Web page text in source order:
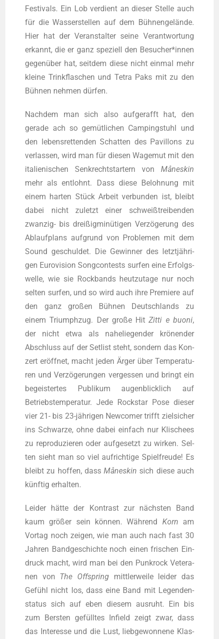
Fes­ti­vals. Ein Lob ver­dient an die­ser Stel­le auch
für die Was­ser­stel­len auf dem Büh­nen­ge­län­de.
Hier hat der Ver­an­stal­ter sei­ne Ver­ant­wor­tung
erkannt, die er ganz spe­zi­ell den Besucher*innen
gegen­über hat, seit­dem die­se nicht ein­mal mehr
klei­ne Trink­fla­schen und Tetra Paks mit zu den
Büh­nen neh­men dürfen.
Nach­dem man sich also auf­ge­rafft hat, den
gera­de ach so gemüt­li­chen Cam­ping­stuhl und
den lebens­ret­ten­den Schat­ten des Pavil­lons zu
ver­las­sen, wird man für die­sen Wage­mut mit den
ita­lie­ni­schen Senk­recht­star­tern von Månes­kin
mehr als ent­lohnt. Dass die­se Beloh­nung mit
einem har­ten Stück Arbeit ver­bun­den ist, bleibt
dabei nicht zuletzt einer schweiß­trei­ben­den
zwan­zig- bis drei­ßig­mi­nü­ti­gen Ver­zö­ge­rung des
Ablauf­plans auf­grund von Pro­ble­men mit dem
Sound geschul­det. Die Gewin­ner des letzt­jäh­ri­
gen Euro­vi­si­on Songcon­tests sur­fen eine Erfolgs­
wel­le, wie sie Rock­bands heut­zu­ta­ge nur noch
sel­ten sur­fen, und so wird auch ihre Pre­mie­re auf
den ganz gro­ßen Büh­nen Deutsch­lands zu
einem Tri­umph­zug. Der gro­ße HitZit­ti e buo­ni,
der nicht etwa als nahe­lie­gen­der krö­nen­der
Abschluss auf der Set­list steht, son­dern das Kon­
zert eröff­net, macht jeden Ärger über Tem­pe­ra­tu­
ren und Ver­zö­ge­run­gen ver­ges­sen und bringt ein
begeis­ter­tes Publi­kum augen­blick­lich auf
Betriebs­tem­pe­ra­tur. Jede Rock­star Pose die­ser
vier 21- bis 23-jäh­ri­gen New­co­mer trifft ziel­si­cher
ins Schwar­ze, ohne dabei ein­fach nur Kli­schees
zu repro­du­zie­ren oder auf­ge­setzt zu wir­ken. Sel­
ten sieht man so viel auf­rich­ti­ge Spiel­freu­de! Es
bleibt zu hof­fen, dassMånes­kin sich die­se auch
künf­tig erhalten.
Lei­der hät­te der Kon­trast zur nächs­ten Band
kaum grö­ßer sein kön­nen. Wäh­rend Korn am
Vor­tag noch zei­gen, wie man auch nach fast 30
Jah­ren Band­ge­schich­te noch einen fri­schen Ein­
druck macht, wird man bei den Punk­rock Vete­ra­
nen von The Off­spring mitt­ler­wei­le lei­der das
Gefühl nicht los, dass eine Band mit Legen­den­
sta­tus sich auf eben die­sem aus­ruht. Ein bis
zum Bers­ten gefüll­tes Infield zeigt zwar, dass
das Inter­es­se und die Lust, lieb­ge­won­ne­ne Klas­